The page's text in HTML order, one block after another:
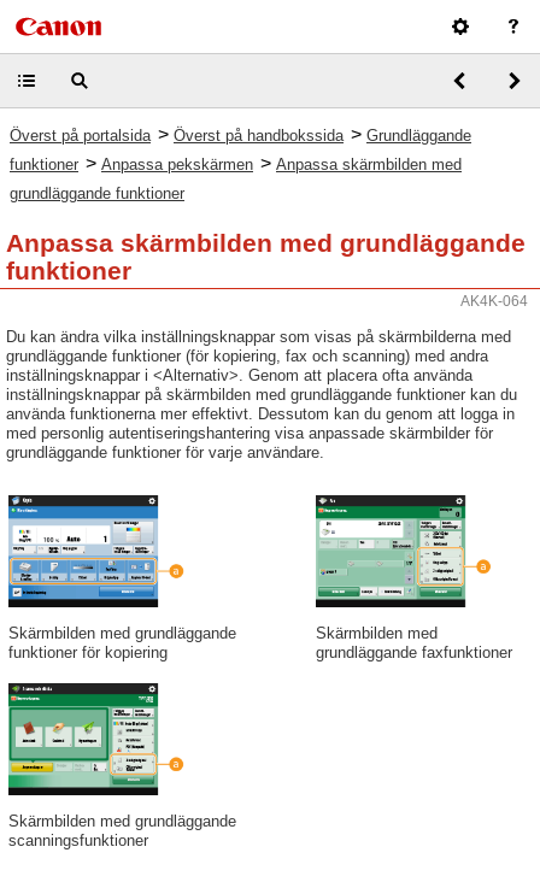
Överst på portalsida > Överst på handbokssida > Grundläggande
funktioner > Anpassa pekskärmen > Anpassa skärmbilden med
grundläggande funktioner
Anpassa skärmbilden med grundläggande
funktioner
AK4K-064
Du kan ändra vilka inställningsknappar som visas på skärmbilderna med
grundläggande funktioner (för kopiering, fax och scanning) med andra
inställningsknappar i <Alternativ>. Genom att placera ofta använda
inställningsknappar på skärmbilden med grundläggande funktioner kan du
använda funktionerna mer effektivt. Dessutom kan du genom att logga in
med personlig autentiseringshantering visa anpassade skärmbilder för
grundläggande funktioner för varje användare.
Skärmbilden med grundläggande
funktioner för kopiering
Skärmbilden med
grundläggande faxfunktioner
Skärmbilden med grundläggande
scanningsfunktioner